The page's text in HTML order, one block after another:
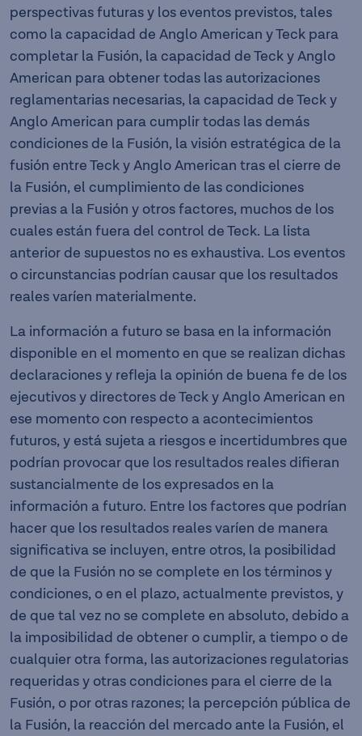
perspectivas futuras y los eventos previstos, tales
como la capacidad de Anglo American y Teck para
completar la Fusión, la capacidad de Teck y Anglo
American para obtener todas las autorizaciones
reglamentarias necesarias, la capacidad de Teck y
Anglo American para cumplir todas las demás
condiciones de la Fusión, la visión estratégica de la
fusión entre Teck y Anglo American tras el cierre de
la Fusión, el cumplimiento de las condiciones
previas a la Fusión y otros factores, muchos de los
cuales están fuera del control de Teck. La lista
anterior de supuestos no es exhaustiva. Los eventos
o circunstancias podrían causar que los resultados
reales varíen materialmente.
La información a futuro se basa en la información
disponible en el momento en que se realizan dichas
declaraciones y refleja la opinión de buena fe de los
ejecutivos y directores de Teck y Anglo American en
ese momento con respecto a acontecimientos
futuros, y está sujeta a riesgos e incertidumbres que
podrían provocar que los resultados reales difieran
sustancialmente de los expresados en la
información a futuro. Entre los factores que podrían
hacer que los resultados reales varíen de manera
significativa se incluyen, entre otros, la posibilidad
de que la Fusión no se complete en los términos y
condiciones, o en el plazo, actualmente previstos, y
de que tal vez no se complete en absoluto, debido a
la imposibilidad de obtener o cumplir, a tiempo o de
cualquier otra forma, las autorizaciones regulatorias
requeridas y otras condiciones para el cierre de la
Fusión, o por otras razones; la percepción pública de
la Fusión, la reacción del mercado ante la Fusión, el